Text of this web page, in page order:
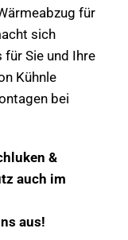
für
sich
für Sie und Ihre
Kühnle
bei
&
auch im
aus!